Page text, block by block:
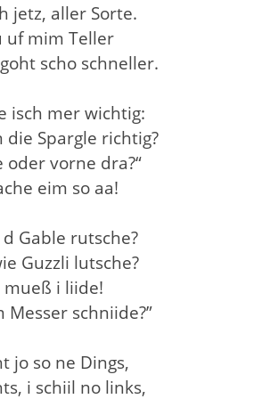
jetz, aller Sorte.
uf mim Teller
scho schneller.
isch mer wichtig:
die Spargle richtig?
oder vorne dra?“
eim so aa!
Gable rutsche?
Guzzli lutsche?
i liide!
schniide?”
jo so ne Dings,
i schiil no links,